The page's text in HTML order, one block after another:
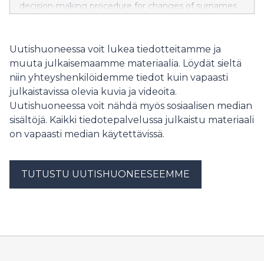
decision-making procedure for changes of surnames
for a new surname that has been used by their parent,
grandmother or grandfather, and their information is
included in the Population Information System.
Uutishuoneessa voit lukea tiedotteitamme ja
muuta julkaisemaamme materiaalia. Löydät sieltä
niin yhteyshenkilöidemme tiedot kuin vapaasti
julkaistavissa olevia kuvia ja videoita.
Uutishuoneessa voit nähdä myös sosiaalisen median
sisältöjä. Kaikki tiedotepalvelussa julkaistu materiaali
on vapaasti median käytettävissä.
TUTUSTU UUTISHUONEESEEMME